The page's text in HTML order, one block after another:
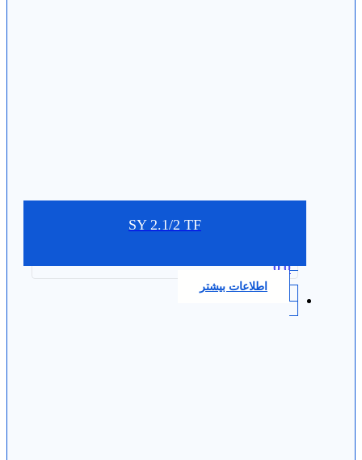
SY 2.1/2 TF
0.0
اطلاعات بیشتر